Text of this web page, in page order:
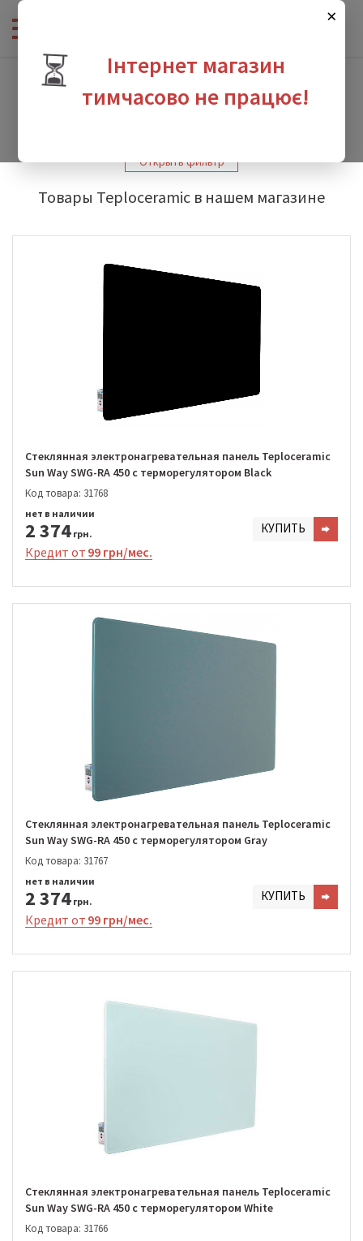
×
⏳
Інтернет магазин
тимчасово не працює!
Интернет-магазин сантехники - Производители - Teploceramic
Открыть фильтр
Товары Teploceramic в нашем магазине
Стеклянная электронагревательная панель Teploceramic
Sun Way SWG-RA 450 с терморегулятором Black
Код товара: 31768
2 374 грн.
нет в наличии
КУПИТЬ
Кредит от 99 грн/мес.
Стеклянная электронагревательная панель Teploceramic
Sun Way SWG-RA 450 с терморегулятором Gray
Код товара: 31767
2 374 грн.
нет в наличии
КУПИТЬ
Кредит от 99 грн/мес.
Стеклянная электронагревательная панель Teploceramic
Sun Way SWG-RA 450 с терморегулятором White
Код товара: 31766